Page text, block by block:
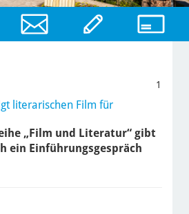
1
literarischen Film für
„Film und Literatur“ gibt
ein Einführungsgespräch